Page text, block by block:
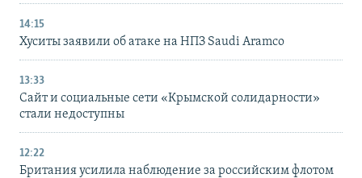
14:15
Хуситы заявили об атаке на НПЗ Saudi Aramco
13:33
Сайт и социальные сети «Крымской солидарности»
стали недоступны
12:22
Британия усилила наблюдение за российским флотом